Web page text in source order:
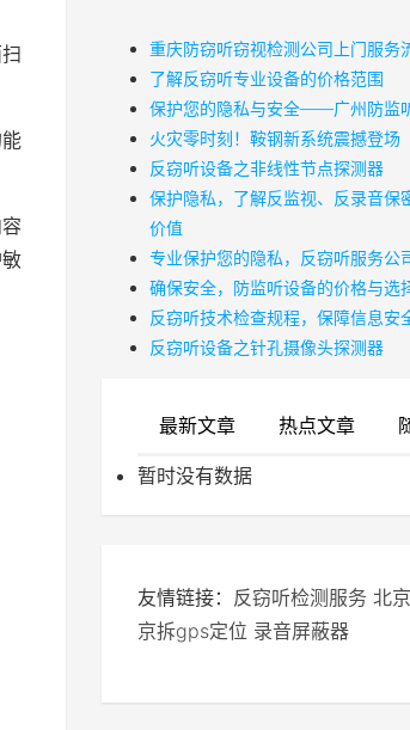
重庆防窃听窃视检测公司上门服务
了解反窃听专业设备的价格范围
保护您的隐私与安全——广州防监
火灾零时刻！鞍钢新系统震撼登场
反窃听设备之非线性节点探测器
保护隐私，了解反监视、反录音保
价值
专业保护您的隐私，反窃听服务公
确保安全，防监听设备的价格与选
反窃听技术检查规程，保障信息安
反窃听设备之针孔摄像头探测器
最新文章 热点文章
暂时没有数据
友情链接： 反窃听检测服务 北
京拆gps定位 录音屏蔽器